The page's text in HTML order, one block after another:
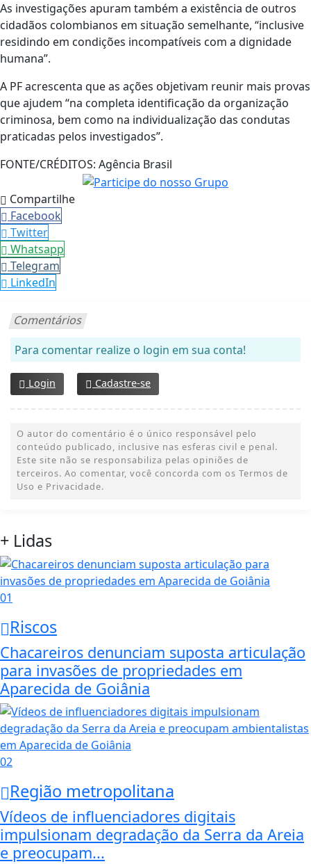
As investigações apuram também a existência de outros
cidadãos colombianos em situação semelhante, “inclusive
residindo em condições incompatíveis com a dignidade
humana”.
A PF acrescenta que as ações objetivam reunir mais provas
que ajudem “na completa identificação da organização
criminosa, bem como na individualização das condutas
praticadas pelos investigados”.
FONTE/CRÉDITOS: Agência Brasil
Compartilhe
Facebook
Twitter
Whatsapp
Telegram
LinkedIn
Comentários
Para comentar realize o login em sua conta!
Login Cadastre-se
O autor do comentário é o único responsável pelo
conteúdo publicado, inclusive nas esferas civil e penal.
Este site não se responsabiliza pelas opiniões de
terceiros. Ao comentar, você concorda com os Termos de
Uso e Privacidade.
+ Lidas
01
Riscos
Chacareiros denunciam suposta articulação
para invasões de propriedades em
Aparecida de Goiânia
02
Região metropolitana
Vídeos de influenciadores digitais
impulsionam degradação da Serra da Areia
e preocupam...